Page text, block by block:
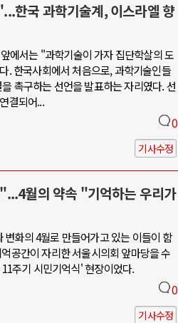
한국 과학기술계, 이스라엘 향
에서는 "과학기술이 가자 집단학살의 도
. 한국사회에서 처음으로, 과학기술인들
촉구하는 선언을 발표하는 자리였다. 선
결되어...
0
기사수정
월의 약속 "기억하는 우리가
화의 4월로 만들어가고 있는 이들이 함
공간이 자리한 서울시의회 앞마당을 수
주기 시민기억식' 현장이었다.
0
기사수정